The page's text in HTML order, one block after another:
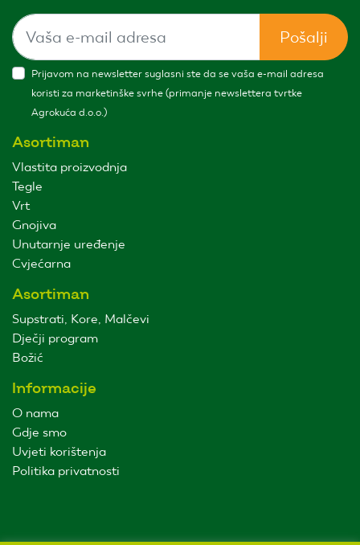
Pošalji
Prijavom na newsletter suglasni ste da se vaša e-mail adresa
koristi za marketinške svrhe (primanje newslettera tvrtke
Agrokuća d.o.o.)
Asortiman
Vlastita proizvodnja
Tegle
Vrt
Gnojiva
Unutarnje uređenje
Cvjećarna
Asortiman
Supstrati, Kore, Malčevi
Dječji program
Božić
Informacije
O nama
Gdje smo
Uvjeti korištenja
Politika privatnosti